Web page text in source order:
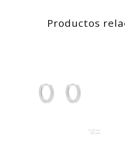
Productos